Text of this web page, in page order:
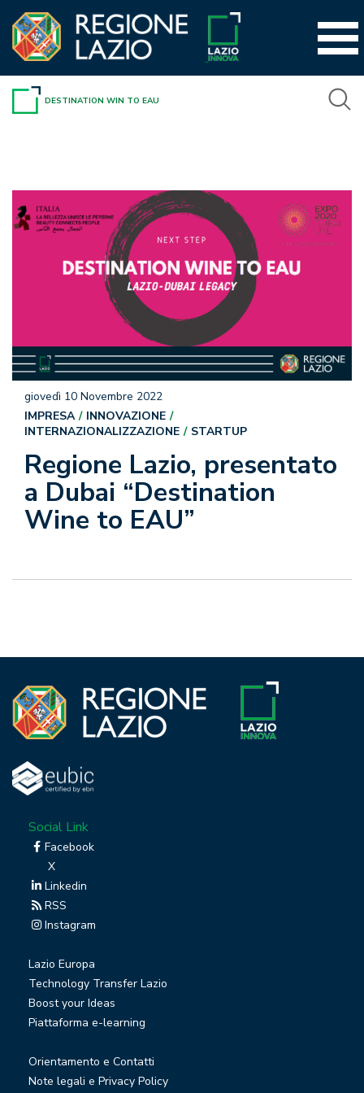
contenuto
DESTINATION WIN TO EAU
Regione Lazio, presentato
a Dubai “Destination
Wine to EAU”
giovedì 10 Novembre 2022
IMPRESA
INNOVAZIONE
INTERNAZIONALIZZAZIONE
STARTUP
Social Link
Facebook
X
Linkedin
RSS
Instagram
Lazio Europa
Technology Transfer Lazio
Boost your Ideas
Piattaforma e-learning
Orientamento e Contatti
Note legali e Privacy Policy